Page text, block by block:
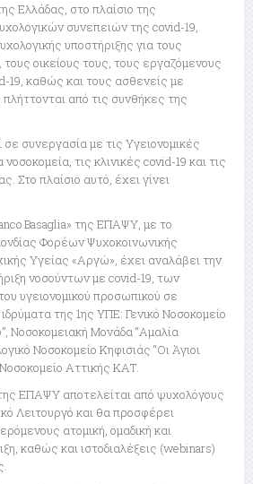
Ελλάδας, στο πλαίσιο της
συνεπειών της covid-19,
υποστήριξης για τους
οικείους τους, τους εργαζόμενους
19, καθώς και τους ασθενείς με
από τις συνθήκες της
συνεργασία με τις Υγειονομικές
τις κλινικές covid-19 και τις
Στο πλαίσιο αυτό, έχει γίνει
Basaglia» της ΕΠΑΨΥ, με το
Φορέων Ψυχοκοινωνικής
Υγείας «Αργώ», έχει αναλάβει την
νοσούντων με covid-19, των
υγειονομικού προσωπικού σε
της 1ης ΥΠΕ: Γενικό Νοσοκομείο
Νοσοκομειακή Μονάδα “Αμαλία
Νοσοκομείο Κηφισιάς “Οι Άγιοι
Αττικής ΚΑΤ.
ΕΠΑΨΥ αποτελείται από ψυχολόγους
Λειτουργό και θα προσφέρει
ατομική, ομαδική και
καθώς και ιστοδιαλέξεις (webinars)